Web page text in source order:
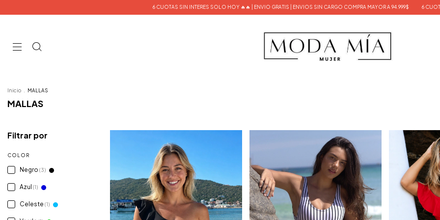
6 CUOTAS SIN INTERES SOLO HOY 🔥🔥 | ENVIO GRATIS | ENVIOS SIN CARGO COMPRA MAYOR A 94.999$ 6 CUOTAS SIN INTERES
Inicio MALLAS
MALLAS
Filtrar por
COLOR
Negro (3)
Azul (1)
Celeste (1)